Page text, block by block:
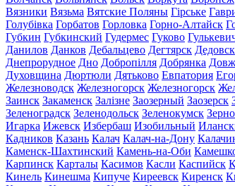
Вязники Вязьма Вятские Поляны Гірське
Голубівка Горбатов Горловка Горно-Алтайск
Губкин Губкинский Гудермес Гуково
Данилов Данков Дебальцево Дегтярск Дедовск
Днепрорудное Дно Добропілля Добрянка
Духовщина Дюртюли Дятьково Евпатория
Железноводск Железногорск Железногорск
Заинск Закаменск Залізне Заозерный Заозерск
Зеленоградск Зеленодольск Зеленокумск
Игарка Ижевск Избербаш Изобильный
Кадников Казань Калач Калач-на-Дону
Каменск-Шахтинский Камень-на-Оби
Карпинск Карталы Касимов Касли Каспийск
Кинель Кинешма Кипуче Киреевск Киренск